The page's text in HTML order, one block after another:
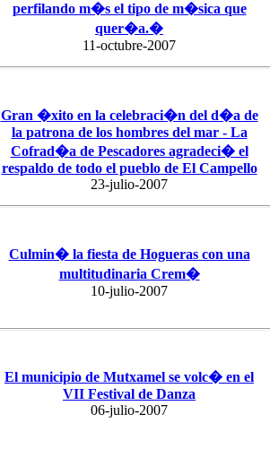
perfilando m�s el tipo de m�sica que
quer�a.�
11-octubre-2007
Gran �xito en la celebraci�n del d�a de
la patrona de los hombres del mar - La
Cofrad�a de Pescadores agradeci� el
respaldo de todo el pueblo de El Campello
23-julio-2007
Culmin� la fiesta de Hogueras con una
multitudinaria Crem�
10-julio-2007
El municipio de Mutxamel se volc� en el
VII Festival de Danza
06-julio-2007